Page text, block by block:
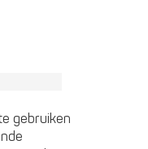
gebruiken